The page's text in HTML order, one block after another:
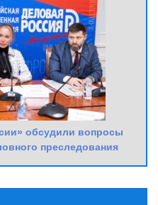
обсудили вопросы
преследования